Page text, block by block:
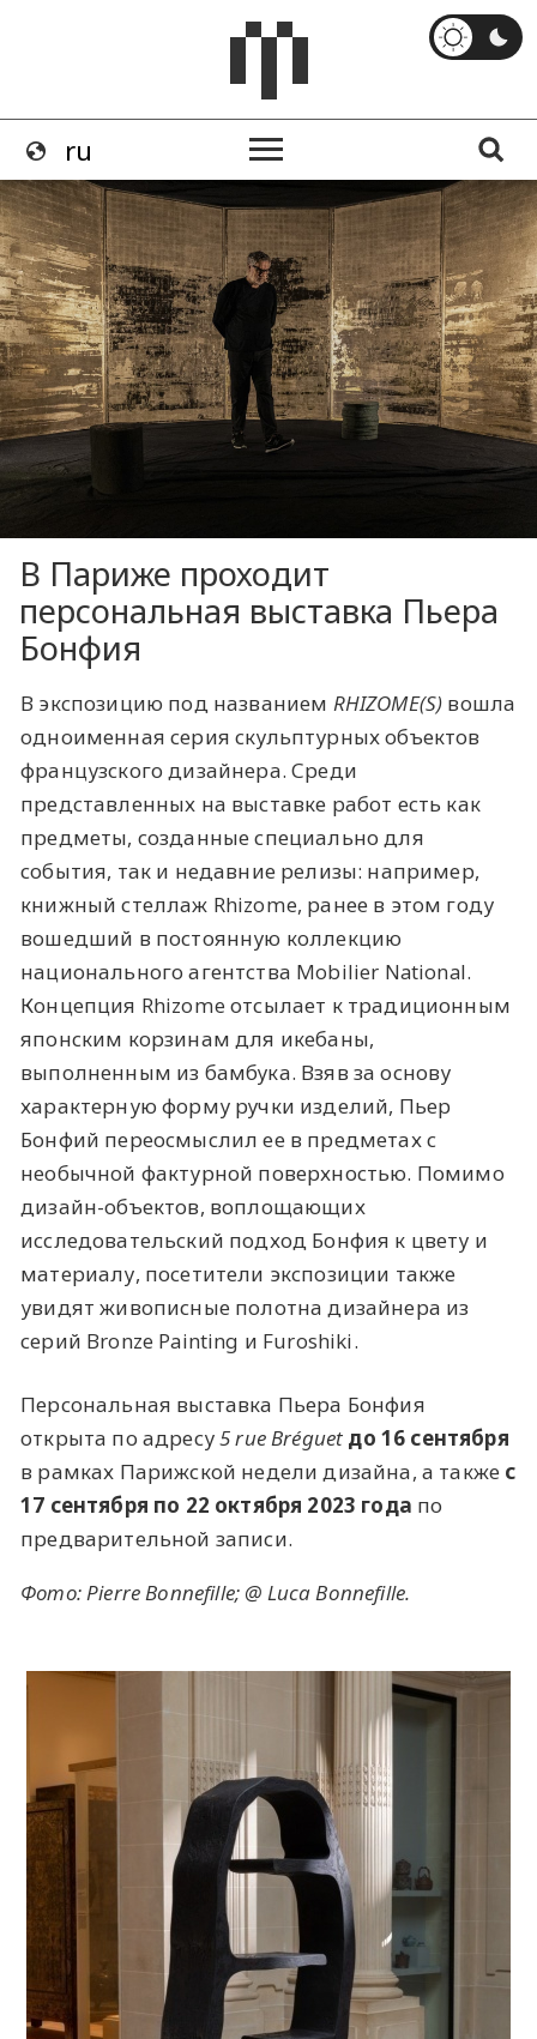
В Париже проходит
персональная выставка Пьера
Бонфия
В экспозицию под названием RHIZOME(S) вошла
одноименная серия скульптурных объектов
французского дизайнера. Среди
представленных на выставке работ есть как
предметы, созданные специально для
события, так и недавние релизы: например,
книжный стеллаж Rhizome, ранее в этом году
вошедший в постоянную коллекцию
национального агентства Mobilier National.
Концепция Rhizome отсылает к традиционным
японским корзинам для икебаны,
выполненным из бамбука. Взяв за основу
характерную форму ручки изделий, Пьер
Бонфий переосмыслил ее в предметах с
необычной фактурной поверхностью. Помимо
дизайн-объектов, воплощающих
исследовательский подход Бонфия к цвету и
материалу, посетители экспозиции также
увидят живописные полотна дизайнера из
серий Bronze Painting и Furoshiki.
Персональная выставка Пьера Бонфия
открыта по адресу5 rue Bréguet до 16 сентября
в рамках Парижской недели дизайна, а также с
17 сентября по 22 октября 2023 года по
предварительной записи.
Фото: Pierre Bonnefille; @ Luca Bonnefille.